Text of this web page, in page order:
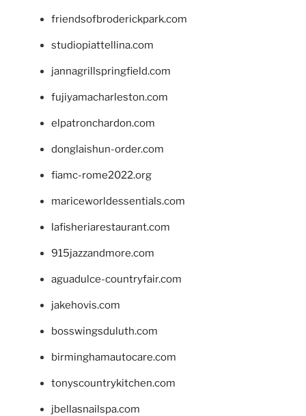
friendsofbroderickpark.com
studiopiattellina.com
jannagrillspringfield.com
fujiyamacharleston.com
elpatronchardon.com
donglaishun-order.com
fiamc-rome2022.org
mariceworldessentials.com
lafisheriarestaurant.com
915jazzandmore.com
aguadulce-countryfair.com
jakehovis.com
bosswingsduluth.com
birminghamautocare.com
tonyscountrykitchen.com
jbellasnailspa.com